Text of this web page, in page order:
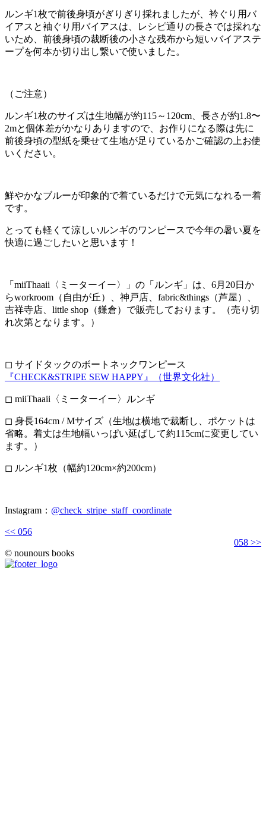
ルンギ1枚で前後身頃がぎりぎり採れましたが、衿ぐり用バ
イアスと袖ぐり用バイアスは、レシピ通りの長さでは採れな
いため、前後身頃の裁断後の小さな残布から短いバイアステ
ープを何本か切り出し繋いで使いました。
（ご注意）
ルンギ1枚のサイズは生地幅が約115～120cm、長さが約1.8〜
2mと個体差がかなりありますので、お作りになる際は先に
前後身頃の型紙を乗せて生地が足りているかご確認の上お使
いください。
鮮やかなブルーが印象的で着ているだけで元気になれる一着
です。
とっても軽くて涼しいルンギのワンピースで今年の暑い夏を
快適に過ごしたいと思います！
「miiThaaii〈ミーターイー〉」の「ルンギ」は、6月20日か
らworkroom（自由が丘）、神戸店、fabric&things（芦屋）、
吉祥寺店、little shop（鎌倉）で販売しております。（売り切
れ次第となります。）
◻︎ サイドタックのボートネックワンピース
『CHECK&STRIPE SEW HAPPY』（世界文化社）
◻︎ miiThaaii〈ミーターイー〉ルンギ
◻︎ 身長164cm / Mサイズ（生地は横地で裁断し、ポケットは
省略。着丈は生地幅いっぱい延ばして約115cmに変更してい
ます。）
◻︎ ルンギ1枚（幅約120cm×約200cm）
Instagram： @check_stripe_staff_coordinate
<< 056
058 >>
© nounours books